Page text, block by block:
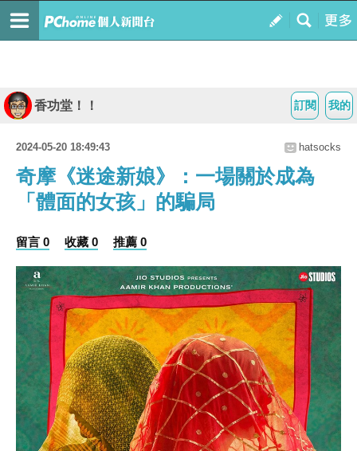
我的
訂閱
香功堂！！
2024-05-20 18:49:43 hatsocks
奇摩《迷途新娘》：一場關於成為
「體面的女孩」的騙局
留言 0 收藏 0 推薦 0